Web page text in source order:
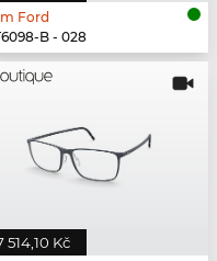
Ford
B - 028
514,10 Kč